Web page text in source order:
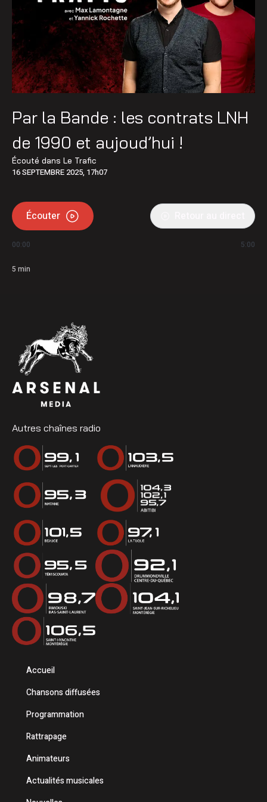
Par la Bande : les contrats LNH
de 1990 et aujoud’hui !
Écouté dans Le Trafic
16 SEPTEMBRE 2025, 17h07
Écouter
00:00 5:00
5 min
Autres chaînes radio
Accueil
Chansons diffusées
Programmation
Rattrapage
Animateurs
Actualités musicales